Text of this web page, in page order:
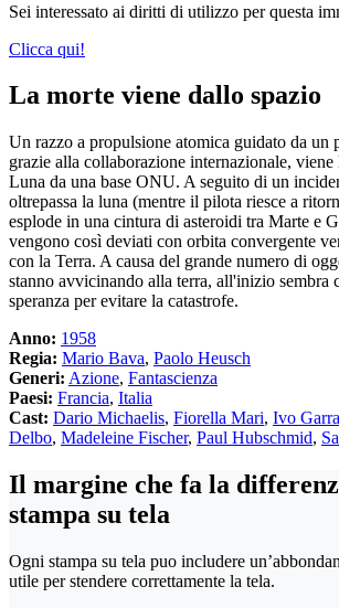
Sei interessato ai diritti di utilizzo per questa
Clicca qui!
La morte viene dallo spazio
Un razzo a propulsione atomica guidato da un
grazie alla collaborazione internazionale, viene
Luna da una base ONU. A seguito di un
oltrepassa la luna (mentre il pilota riesce a
esplode in una cintura di asteroidi tra Marte e
vengono così deviati con orbita convergente
con la Terra. A causa del grande numero di
stanno avvicinando alla terra, all'inizio sembra
speranza per evitare la catastrofe.
Anno: 1958
Regia: Mario Bava, Paolo Heusch
Generi: Azione, Fantascienza
Paesi: Francia, Italia
Cast: Dario Michaelis, Fiorella Mari, Ivo
Delbo, Madeleine Fischer, Paul Hubschmid,
Il margine che fa la
stampa su tela
Ogni stampa su tela puo includere
utile per stendere correttamente la tela.